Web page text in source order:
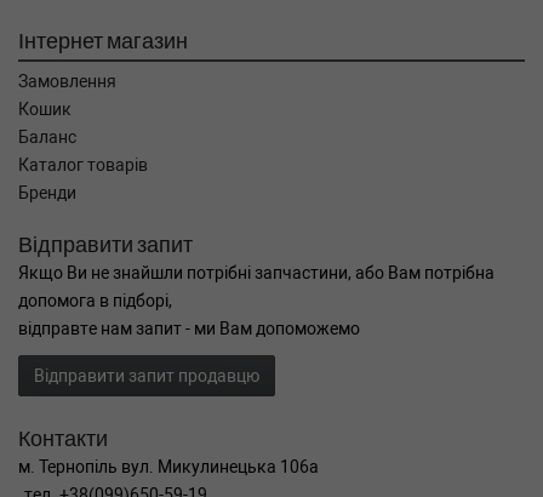
Інтернет магазин
Замовлення
Кошик
Баланс
Каталог товарів
Бренди
Відправити запит
Якщо Ви не знайшли потрібні запчастини, або Вам потрібна
допомога в підборі,
відправте нам запит - ми Вам допоможемо
Відправити запит продавцю
Контакти
м. Тернопіль вул. Микулинецька 106а